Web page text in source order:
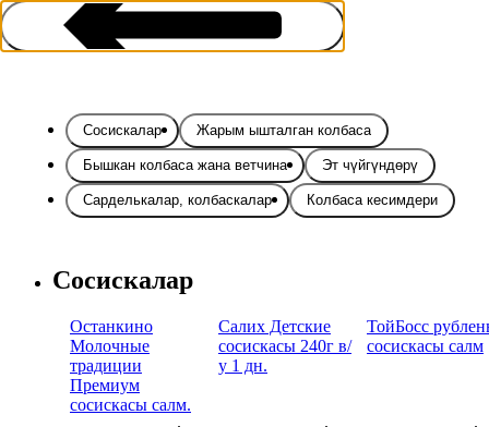
Сосискалар Жарым ышталган колбаса
Бышкан колбаса жана ветчина Эт чүйгүндөрү
Сарделькалар, колбаскалар Колбаса кесимдери
Сосискалар
Останкино
Молочные
традиции
Премиум
сосискасы салм.
Салих Детские
сосискасы 240г в/
у 1 дн.
ТойБосс
сосискасы салм